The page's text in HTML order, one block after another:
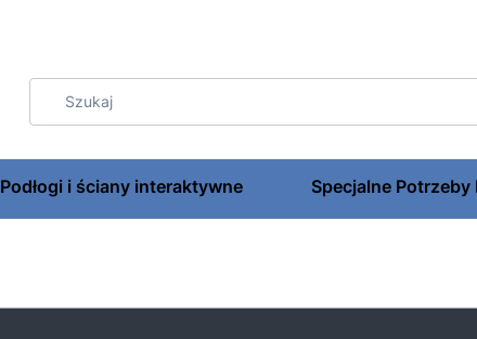
Podłogi i ściany interaktywne Specjalne Potrzeby